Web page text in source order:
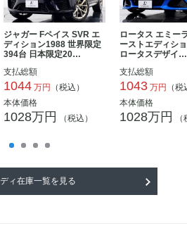
ジャガー Fペイス SVR エ
ディション1988 世界限定
394台 日本限定20…
支払総額
1044 万円
（税込）
本体価格
1028万円 （税込）
ロータス エミー
ーストエディシ
ロータスデザイ…
支払総額
1043 万円
（
本体価格
1028万円
ィ在庫一覧を見る